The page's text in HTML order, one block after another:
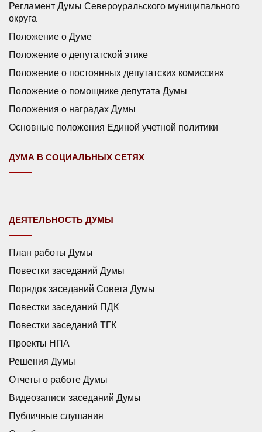
Регламент Думы Североуральского муниципального
округа
Положение о Думе
Положение о депутатской этике
Положение о постоянных депутатских комиссиях
Положение о помощнике депутата Думы
Положения о наградах Думы
Основные положения Единой учетной политики
ДУМА В СОЦИАЛЬНЫХ СЕТЯХ
ДЕЯТЕЛЬНОСТЬ ДУМЫ
План работы Думы
Повестки заседаний Думы
Порядок заседаний Совета Думы
Повестки заседаний ПДК
Повестки заседаний ТГК
Проекты НПА
Решения Думы
Отчеты о работе Думы
Видеозаписи заседаний Думы
Публичные слушания